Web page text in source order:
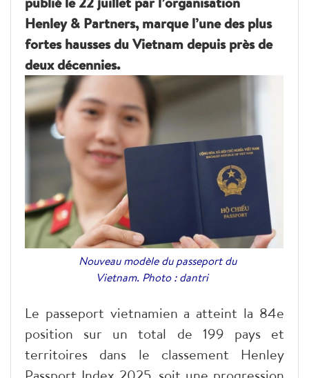
Henley & Partners, marque l’une des plus
fortes hausses du Vietnam depuis près de
deux décennies.
Nouveau modèle du passeport du
Vietnam. Photo : dantri
Le passeport vietnamien a atteint la 84e
position sur un total de 199 pays et
territoires dans le classement Henley